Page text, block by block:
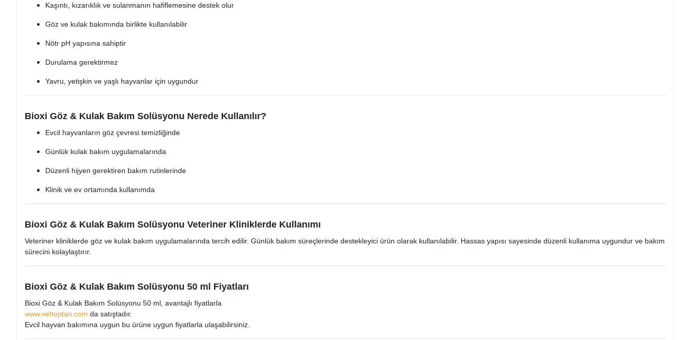
Kaşıntı, kızarıklık ve sulanmanın hafiflemesine destek olur
Göz ve kulak bakımında birlikte kullanılabilir
Nötr pH yapısına sahiptir
Durulama gerektirmez
Yavru, yetişkin ve yaşlı hayvanlar için uygundur
Bioxi Göz & Kulak Bakım Solüsyonu Nerede Kullanılır?
Evcil hayvanların göz çevresi temizliğinde
Günlük kulak bakım uygulamalarında
Düzenli hijyen gerektiren bakım rutinlerinde
Klinik ve ev ortamında kullanımda
Bioxi Göz & Kulak Bakım Solüsyonu Veteriner Kliniklerde Kullanımı
Veteriner kliniklerde göz ve kulak bakım uygulamalarında tercih edilir. Günlük bakım süreçlerinde destekleyici ürün olarak kullanılabilir. Hassas yapısı sayesinde düzenli kullanıma uygundur ve bakım
sürecini kolaylaştırır.
Bioxi Göz & Kulak Bakım Solüsyonu 50 ml Fiyatları
Bioxi Göz & Kulak Bakım Solüsyonu 50 ml, avantajlı fiyatlarla
www.vettoptan.com da satıştadır.
Evcil hayvan bakımına uygun bu ürüne uygun fiyatlarla ulaşabilirsiniz.